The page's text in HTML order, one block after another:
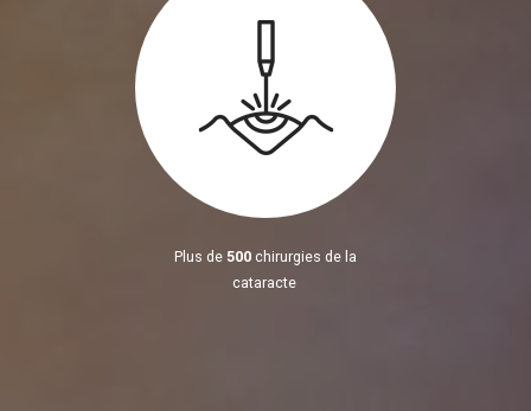
Plus de 500 chirurgies de la
cataracte